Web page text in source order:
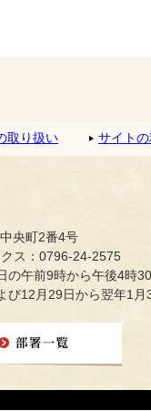
取り扱い サイト
央町2番4号
ス：0796-24-2575
の午前9時から午後4時
び12月29日から翌年1月